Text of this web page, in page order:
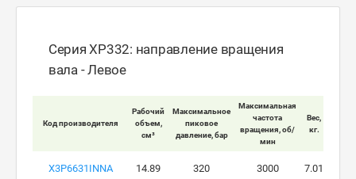
Серия XP332: направление вращения
вала - Левое
Код производителя
Рабочий
объем,
см³
Максимальное
пиковое
давление, бар
Максимальная
частота
вращения, об/
мин
Вес,
кг.
X3P6631INNA 14.89 320 3000 7.01